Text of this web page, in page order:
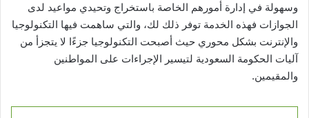
وسهولة في إدارة أمورهم الخاصة باستخراج وتحيدي مواعيد لدى
الجوازات فهذه الخدمة توفر ذلك لك، والتي ساهمت فيها التكنولوجيا
والإنترنت بشكل محوري حيث أصبحت التكنولوجيا جزءًا لا يتجزأ من
آليات الحكومة السعودية لتيسير الإجراءات على المواطنين
والمقيمين.